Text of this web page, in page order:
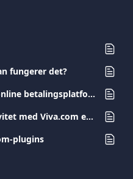
fungerer det?
Hvad er fordelene ved jeres online betalingsplatform?
Lås op for forretningseffektivitet med Viva.com erhvervskort
plugins